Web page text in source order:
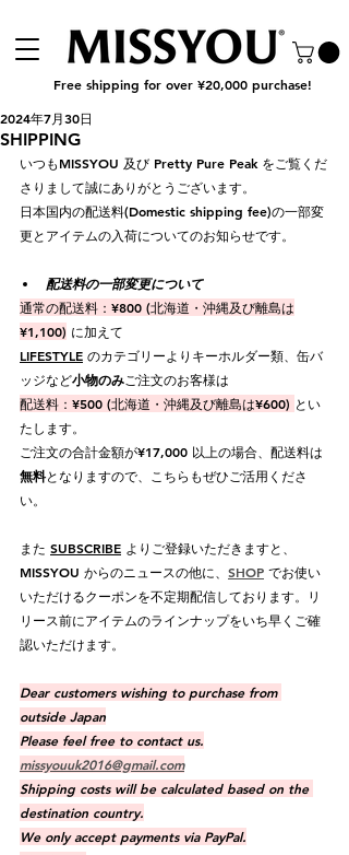
Free shipping for over ¥20,000 purchase!
SHIPPING
2024年7月30日
いつもMISSYOU 及び Pretty Pure Peak をご覧くだ
さりまして誠にありがとうございます。
日本国内の配送料(Domestic shipping fee)の一部変
更とアイテムの入荷についてのお知らせです。
配送料の一部変更について
通常の配送料：¥800 (北海道・沖縄及び離島は
¥1,100) に加えて
LIFESTYLE のカテゴリーよりキーホルダー類、缶バ
ッジなど小物のみご注文のお客様は
配送料：¥500 (北海道・沖縄及び離島は¥600) とい
たします。
ご注文の合計金額が¥17,000 以上の場合、配送料は
無料となりますので、こちらもぜひご活用くださ
い。
また SUBSCRIBE よりご登録いただきますと、
MISSYOU からのニュースの他に、 SHOP でお使い
いただけるクーポンを不定期配信しております。リ
リース前にアイテムのラインナップをいち早くご確
認いただけます。
Dear customers wishing to purchase from
outside Japan
Please feel free to contact us.
missyouuk2016@gmail.com
Shipping costs will be calculated based on the
destination country.
We only accept payments via PayPal.